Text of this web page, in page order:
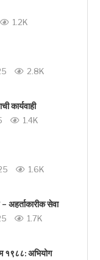
1.2K
2.8K
कार्यवाही
1.4K
1.6K
अहर्ताकारीक सेवा
1.7K
१९८८: अभियोग